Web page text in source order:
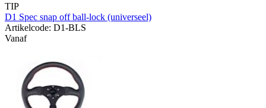
TIP
D1 Spec snap off ball-lock (universeel)
Artikelcode: D1-BLS
Vanaf